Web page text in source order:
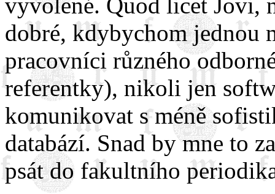
vyvolené. Quod licet Jovi,
dobré, kdybychom
pracovníci různého
referentky), nikoli jen
komunikovat s méně
databází. Snad by mne to
psát do fakultního